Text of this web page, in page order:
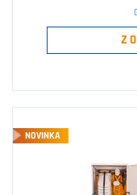
NOVINKA